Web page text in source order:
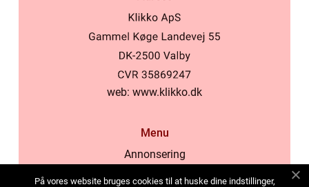
web: www.klikko.dk
Menu
Annonsering
På vores website bruges cookies til at huske dine indstillinger,